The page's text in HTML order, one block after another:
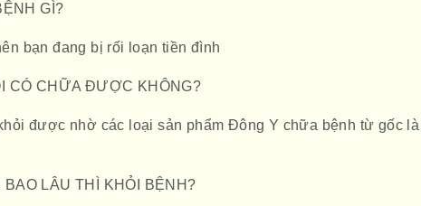
GÌ?
bạn đang bị rối loạn tiền đình
CÓ CHỮA ĐƯỢC KHÔNG?
được nhờ các loại sản phẩm Đông Y chữa bệnh từ gốc là
LÂU THÌ KHỎI BỆNH?